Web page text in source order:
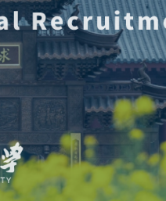
人才发展与培养
教师培训与荣誉